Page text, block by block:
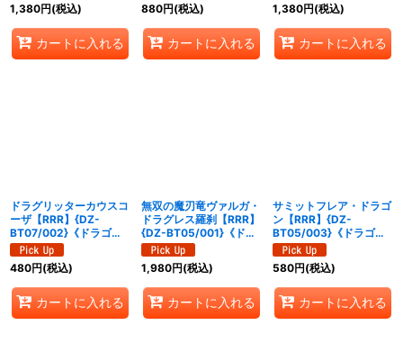
1,380円(税込)
カートに入れる
880円(税込)
カートに入れる
1,380円(税込)
カートに入れる
ドラグリッターカウスコ
ーザ【RRR】{DZ-
BT07/002}《ドラゴン
エンパイア》
480円(税込)
カートに入れる
無双の魔刃竜ヴァルガ・
ドラグレス羅刹【RRR】
{DZ-BT05/001}《ドラ
ゴンエンパイア》
1,980円(税込)
カートに入れる
サミットフレア・ドラゴ
ン【RRR】{DZ-
BT05/003}《ドラゴン
エンパイア》
580円(税込)
カートに入れる